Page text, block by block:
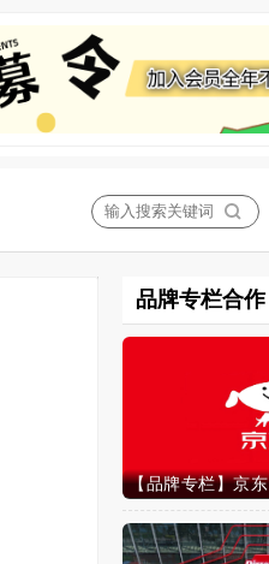
品牌专栏合作
【品牌专栏】京东